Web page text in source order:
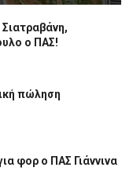
ο ΠΑΣ!
πώληση
φορ ο ΠΑΣ Γιάννινα